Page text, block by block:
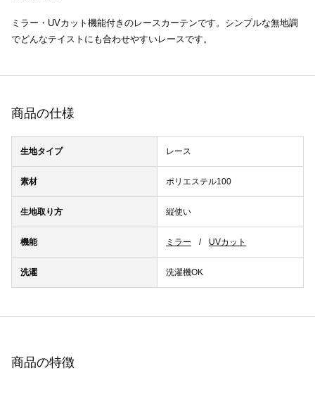
ミラー・UVカット機能付きのレースカーテンです。シンプルな無地調
でどんなテイストにも合わせやすいレースです。
商品の仕様
生地タイプ レース
素材 ポリエステル100
生地取り方 縦使い
機能 ミラー UVカット
洗濯 洗濯機OK
商品の特徴